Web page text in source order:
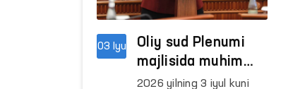
berilmayotganidan norozi
amaliy yordam so‘ragan.
Mazkur murojaat
Ombudsmanning
03 Iyu
Oliy sud Plenumi
majlisida muhim
qaror loyihalari
2026 yilning 3 iyul kuni